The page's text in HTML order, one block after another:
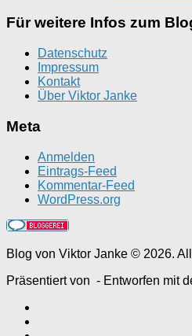
Für weitere Infos zum
Datenschutz
Impressum
Kontakt
Über Viktor Janke
Meta
Anmelden
Eintrags-Feed
Kommentar-Feed
WordPress.org
Blog von Viktor Janke © 2026.
Präsentiert von - Entworfen mit